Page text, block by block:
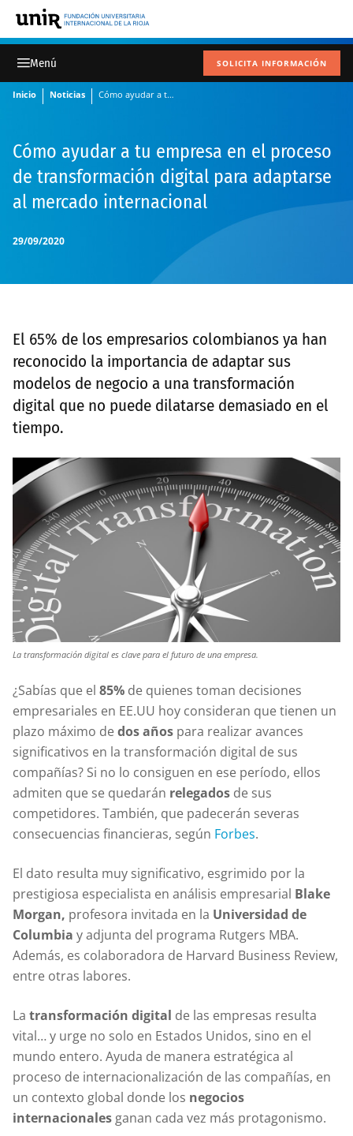
SOLICITA INFORMACIÓN
Inicio Noticias Cómo ayudar a tu empresa en el proceso de transformación digital para adaptarse al mercado internacional
29/09/2020
Cómo ayudar a tu empresa en el proceso
de transformación digital para adaptarse
al mercado internacional
El 65% de los empresarios colombianos ya han
reconocido la importancia de adaptar sus
modelos de negocio a una transformación
digital que no puede dilatarse demasiado en el
tiempo.
La transformación digital es clave para el futuro de una empresa.
¿Sabías que el 85% de quienes toman decisiones
empresariales en EE.UU hoy consideran que tienen un
plazo máximo dedos años para realizar avances
significativos en la transformación digital de sus
compañías? Si no lo consiguen en ese período, ellos
admiten que se quedarán relegados de sus
competidores. También, que padecerán severas
consecuencias financieras, según Forbes.
El dato resulta muy significativo, esgrimido por la
prestigiosa especialista en análisis empresarial Blake
Morgan, profesora invitada en la Universidad de
Columbia y adjunta del programa Rutgers MBA.
Además, es colaboradora de Harvard Business Review,
entre otras labores.
La transformación digital de las empresas resulta
vital… y urge no solo en Estados Unidos, sino en el
mundo entero. Ayuda de manera estratégica al
proceso de internacionalización de las compañías, en
un contexto global donde los negocios
internacionales ganan cada vez más protagonismo.